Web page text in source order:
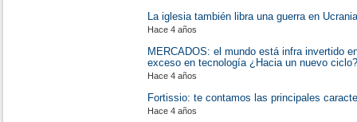
La iglesia también libra una guerra en Ucrania
Hace 4 años
MERCADOS: el mundo está infra invertido
exceso en tecnología ¿Hacia un nuevo ciclo?
Hace 4 años
Fortissio: te contamos las principales
Hace 4 años